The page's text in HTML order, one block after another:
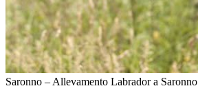
Saronno – Allevamento Labrador a Saronno